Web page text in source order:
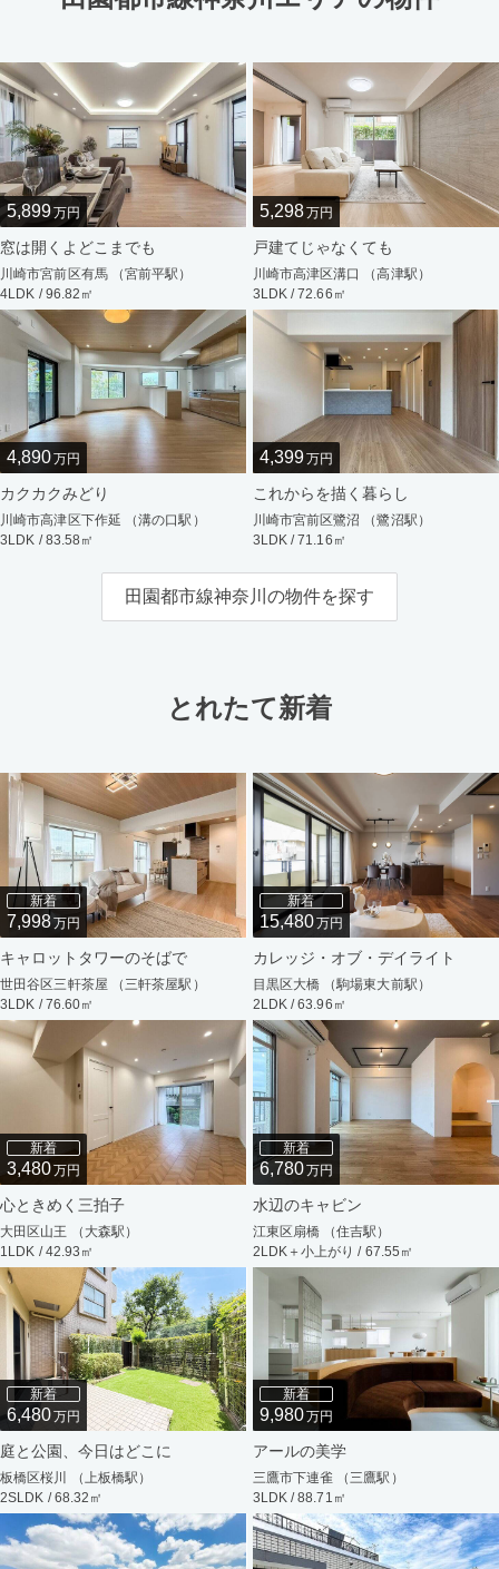
5,899万円
窓は開くよどこまでも
川崎市宮前区有馬 （宮前平駅）
4LDK / 96.82㎡
5,298万円
戸建てじゃなくても
川崎市高津区溝口 （高津駅）
3LDK / 72.66㎡
4,890万円
カクカクみどり
川崎市高津区下作延 （溝の口駅）
3LDK / 83.58㎡
4,399万円
これからを描く暮らし
川崎市宮前区鷺沼 （鷺沼駅）
3LDK / 71.16㎡
田園都市線神奈川の物件を探す
とれたて新着
新着
7,998万円
キャロットタワーのそばで
世田谷区三軒茶屋 （三軒茶屋駅）
3LDK / 76.60㎡
新着
15,480万円
カレッジ・オブ・デイライト
目黒区大橋 （駒場東大前駅）
2LDK / 63.96㎡
新着
3,480万円
心ときめく三拍子
大田区山王 （大森駅）
1LDK / 42.93㎡
新着
6,780万円
水辺のキャビン
江東区扇橋 （住吉駅）
2LDK＋小上がり / 67.55㎡
新着
6,480万円
庭と公園、今日はどこに
板橋区桜川 （上板橋駅）
2SLDK / 68.32㎡
新着
9,980万円
アールの美学
三鷹市下連雀 （三鷹駅）
3LDK / 88.71㎡